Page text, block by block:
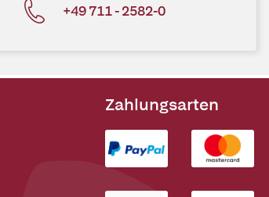
+49 711 - 2582-0
Zahlungsarten